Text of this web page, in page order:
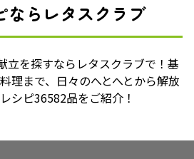
ならレタスクラブ
立を探すならレタスクラブで！基
理まで、日々のへとへとから解放
シピ36582品をご紹介！